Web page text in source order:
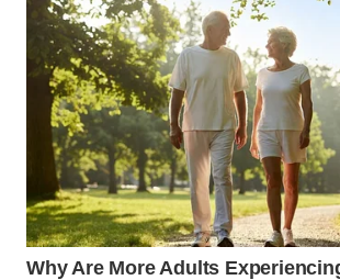
WN
PADANG
LAWAS
WN
SUMEDANG
WN
CIANJUR